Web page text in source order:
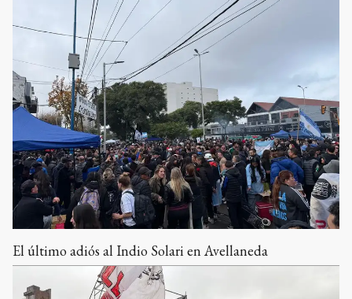
El último adiós al Indio Solari en Avellaneda